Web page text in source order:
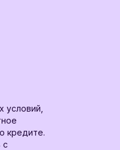
условий,
кредите.
с